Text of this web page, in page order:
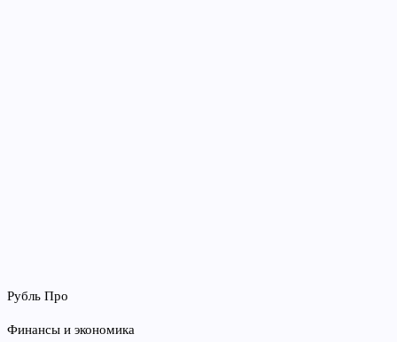
Рубль Про
Финансы и экономика